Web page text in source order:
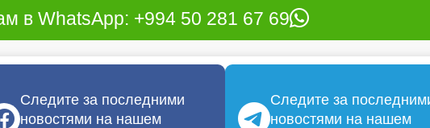
в WhatsApp: +994 50 281 67 69
Следите за последними
новостями на нашем
Следите за
новостями на нашем